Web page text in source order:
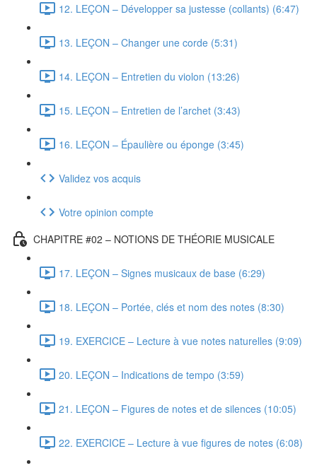
12. LEÇON – Développer sa justesse (collants) (6:47)
13. LEÇON – Changer une corde (5:31)
14. LEÇON – Entretien du violon (13:26)
15. LEÇON – Entretien de l’archet (3:43)
16. LEÇON – Épaulière ou éponge (3:45)
Validez vos acquis
Votre opinion compte
CHAPITRE #02 – NOTIONS DE THÉORIE MUSICALE
17. LEÇON – Signes musicaux de base (6:29)
18. LEÇON – Portée, clés et nom des notes (8:30)
19. EXERCICE – Lecture à vue notes naturelles (9:09)
20. LEÇON – Indications de tempo (3:59)
21. LEÇON – Figures de notes et de silences (10:05)
22. EXERCICE – Lecture à vue figures de notes (6:08)